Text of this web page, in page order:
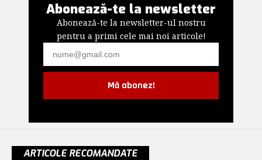
Abonează-te la newsletter
Abonează-te la newsletter-ul nostru
pentru a primi cele mai noi articole!
Mă abonez!
ARTICOLE RECOMANDATE